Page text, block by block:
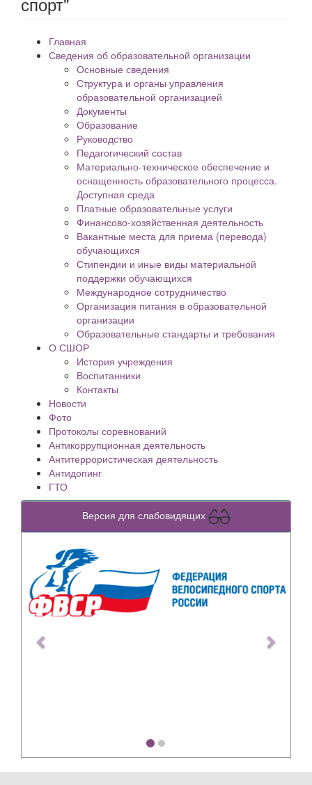
Главная
Сведения об образовательной организации
Основные сведения
Структура и органы управления
образовательной организацией
Документы
Образование
Руководство
Педагогический состав
Материально-техническое обеспечение и
оснащенность образовательного процесса.
Доступная среда
Платные образовательные услуги
Финансово-хозяйственная деятельность
Вакантные места для приема (перевода)
обучающихся
Стипендии и иные виды материальной
поддержки обучающихся
Международное сотрудничество
Организация питания в образовательной
организации
Образовательные стандарты и требования
О СШОР
История учреждения
Воспитанники
Контакты
Новости
Фото
Протоколы соревнований
Антикоррупционная деятельность
Антитеррористическая деятельность
Антидопинг
ГТО
Версия для слабовидящих
Previous